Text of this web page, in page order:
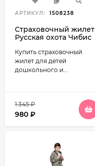
АРТИКУЛ: 1508238
Страховочный жилет
Русская охота Чибис
кг)
Купить страховочный
жилет для детей
дошкольного и...
1 345₽
980 ₽